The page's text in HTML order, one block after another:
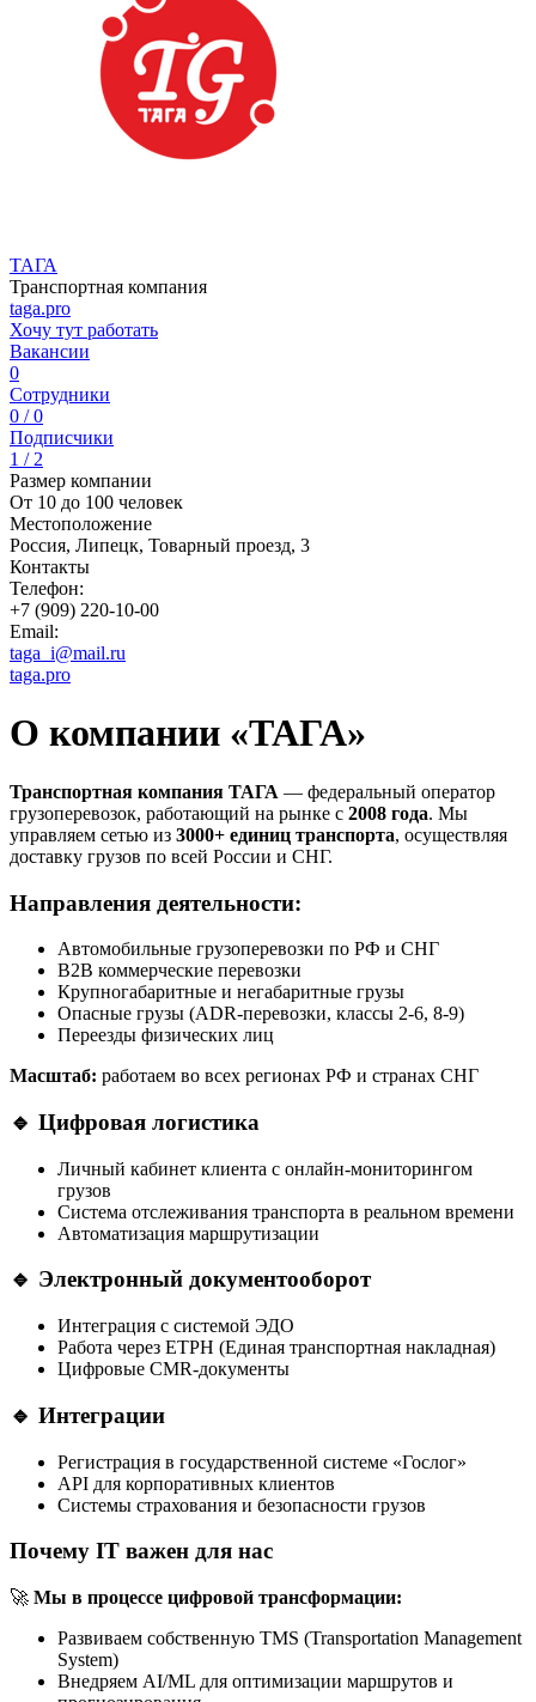
ТАГА
Транспортная компания
taga.pro
Хочу тут работать
Вакансии
0
Сотрудники
0 / 0
Подписчики
1 / 2
Размер компании
От 10 до 100 человек
Местоположение
Россия, Липецк, Товарный проезд, 3
Контакты
Телефон:
+7 (909) 220-10-00
Email:
taga_i@mail.ru
taga.pro
О компании «ТАГА»
Транспортная компания ТАГА — федеральный оператор
грузоперевозок, работающий на рынке с 2008 года. Мы
управляем сетью из 3000+ единиц транспорта, осуществляя
доставку грузов по всей России и СНГ.
Направления деятельности:
Автомобильные грузоперевозки по РФ и СНГ
B2B коммерческие перевозки
Крупногабаритные и негабаритные грузы
Опасные грузы (ADR-перевозки, классы 2-6, 8-9)
Переезды физических лиц
Масштаб: работаем во всех регионах РФ и странах СНГ
🔹 Цифровая логистика
Личный кабинет клиента с онлайн-мониторингом
грузов
Система отслеживания транспорта в реальном времени
Автоматизация маршрутизации
🔹 Электронный документооборот
Интеграция с системой ЭДО
Работа через ЕТРН (Единая транспортная накладная)
Цифровые CMR-документы
🔹 Интеграции
Регистрация в государственной системе «Гослог»
API для корпоративных клиентов
Системы страхования и безопасности грузов
Почему IT важен для нас
🚀 Мы в процессе цифровой трансформации:
Развиваем собственную TMS (Transportation Management
System)
Внедряем AI/ML для оптимизации маршрутов и